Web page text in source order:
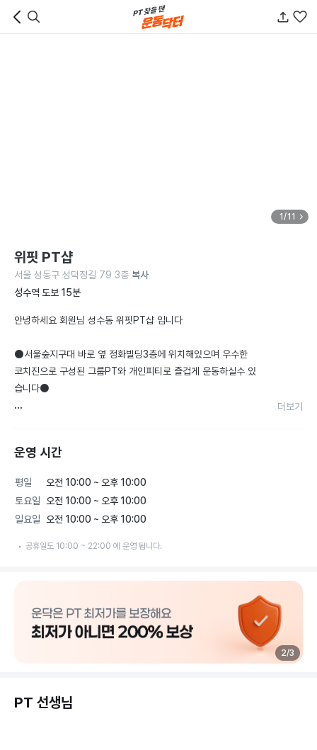
1/11
위핏 PT샵
서울 성동구 성덕정길 79 3층 복사
성수역 도보 15분
안녕하세요 회원님 성수동 위핏PT샵 입니다
⚫️서울숲지구대 바로 옆 정화빌딩3층에 위치해있으며 우수한
코치진으로 구성된 그룹PT와 개인피티로 즐겁게 운동하실수 있
습니다⚫️
위핏 PT샵이 기다리고 있습니다!
☑️닭고야만 고집하던 다이어트 비켜!
훨씬 즐겁고 맛있게 다이어트, 운동에 대해
도와드리겠습니다
🌈그룹피티
🌈개인피티
더보기
운영 시간
평일
오전 10:00 ~ 오후 10:00
토요일
오전 10:00 ~ 오후 10:00
일요일
오전 10:00 ~ 오후 10:00
공휴일도 10:00 ~ 22:00 에 운영 됩니다.
2/3
PT 선생님